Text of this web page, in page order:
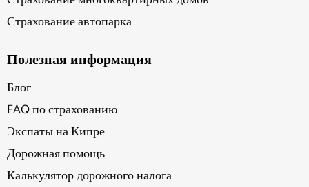
Страхование автопарка
Полезная информация
Блог
FAQ по страхованию
Экспаты на Кипре
Дорожная помощь
Калькулятор дорожного налога